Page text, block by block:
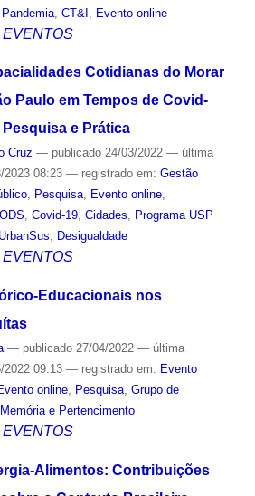
Pandemia, CT&I Evento online
EVENTOS
Cotidianas do Morar
Paulo em Tempos de Covid-
e Prática
Cruz — publicado24/03/2022 — última
08:23 — registrado em: Gestão
, Pesquisa, Evento online,
ODS, Covid-19, Cidades, Programa USP
UrbanSus, Desigualdade
EVENTOS
Educacionais nos
— publicado27/04/2022 — última
09:13 — registrado em: Evento
online, Pesquisa, Grupo de
e Pertencimento
EVENTOS
Alimentos: Contribuições